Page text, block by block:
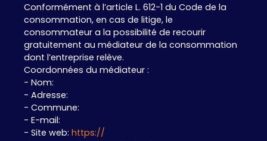
Conformément à l’article L. 612-1 du Code de la
consommation, en cas de litige, le
consommateur a la possibilité de recourir
gratuitement au médiateur de la consommation
dont l’entreprise relève.
Coordonnées du médiateur :
- Nom:
- Adresse:
- Commune:
- E-mail:
- Site web: https://